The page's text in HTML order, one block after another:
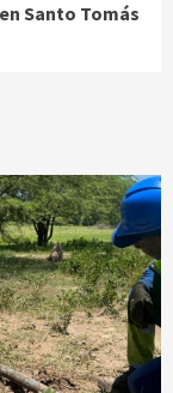
Santo Tomás